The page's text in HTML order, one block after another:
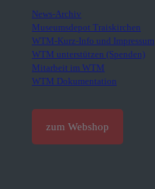
News-Archiv
Museumsdepot Traiskirchen
WTM-Kurz-Info und Impressum
WTM unterstützen (Spenden)
Mitarbeit im WTM
WTM Dokumentation
zum Webshop